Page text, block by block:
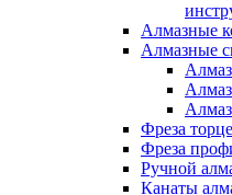
Алмазные
Алмазные
Фреза
Фреза
Ручной
Канаты